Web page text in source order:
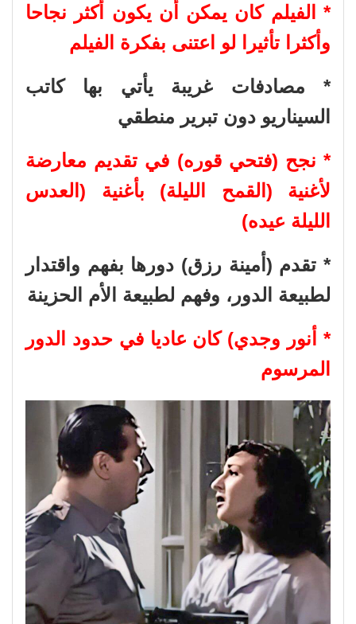
* الفيلم كان يمكن أن يكون أكثر نجاحا
وأكثرا تأثيرا لو اعتنى بفكرة الفيلم
* مصادفات غريبة يأتي بها كاتب
السيناريو دون تبرير منطقي
* نجح (فتحي قوره) في تقديم معارضة
لأغنية (القمح الليلة) بأغنية (العدس
الليلة عيده)
* تقدم (أمينة رزق) دورها بفهم واقتدار
لطبيعة الدور، وفهم لطبيعة الأم الحزينة
* أنور وجدي) كان عاديا في حدود الدور
المرسوم